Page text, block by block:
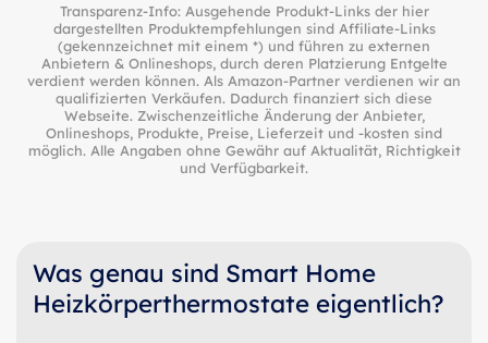
Transparenz-Info: Ausgehende Produkt-Links der hier
dargestellten Produktempfehlungen sind Affiliate-Links
(gekennzeichnet mit einem *) und führen zu externen
Anbietern & Onlineshops, durch deren Platzierung Entgelte
verdient werden können. Als Amazon-Partner verdienen wir an
qualifizierten Verkäufen. Dadurch finanziert sich diese
Webseite. Zwischenzeitliche Änderung der Anbieter,
Onlineshops, Produkte, Preise, Lieferzeit und -kosten sind
möglich. Alle Angaben ohne Gewähr auf Aktualität, Richtigkeit
und Verfügbarkeit.
Was genau sind Smart Home
Heizkörperthermostate eigentlich?